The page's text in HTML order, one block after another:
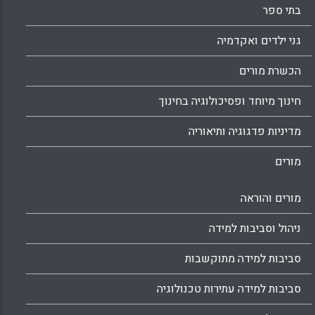
בתי ספר
גני ילדים ואקדמיה
הכשרת מורים
חינוך מיוחד ופסיכולוגיה בחינוך
מדיניות פדגוגיה ותיאוריה
מורים
מורים והוראה
ניהול וסביבות למידה
סביבות למידה מתוקשבות
סביבות למידה עתירות טכנולוגיה